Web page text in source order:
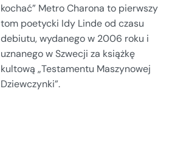
kochać” Metro Charona to pierwszy
tom poetycki Idy Linde od czasu
debiutu, wydanego w 2006 roku i
uznanego w Szwecji za książkę
kultową „Testamentu Maszynowej
Dziewczynki”.